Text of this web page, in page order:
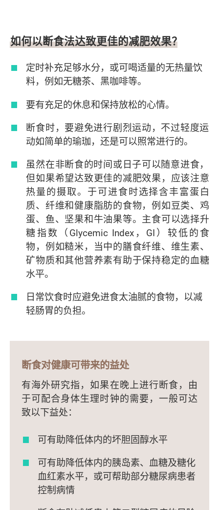
如何以断食法达致更佳的减肥效果？
定时补充足够水分，或可喝适量的无热量饮
料，例如无糖茶、黑咖啡等。
要有充足的休息和保持放松的心情。
断食时，要避免进行剧烈运动，不过轻度运
动如简单的瑜珈，还是可以照常进行的。
虽然在非断食的时间或日子可以随意进食，
但如果希望达致更佳的减肥效果，应该注意
热量的摄取。于可进食时选择含丰富蛋白
质、纤维和健康脂肪的食物，例如豆类、鸡
蛋、鱼、坚果和牛油果等。主食可以选择升
糖指数（Glycemic Index，GI）较低的食
物，例如糙米，当中的膳食纤维、维生素、
矿物质和其他营养素有助于保持稳定的血糖
水平。
日常饮食时应避免进食太油腻的食物，以减
轻肠胃的负担。
断食对健康可带来的益处
有海外研究指，如果在晚上进行断食，由
于可配合身体生理时钟的需要，一般可达
致以下益处：
可有助降低体内的坏胆固醇水平
可有助降低体内的胰岛素、血糖及糖化
血红素水平，或可帮助部分糖尿病患者
控制病情